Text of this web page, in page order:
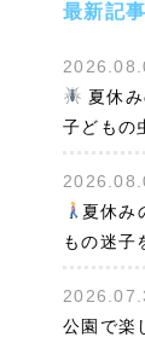
最新記事
夏休
子どもの
夏休み
もの迷子
公園で楽